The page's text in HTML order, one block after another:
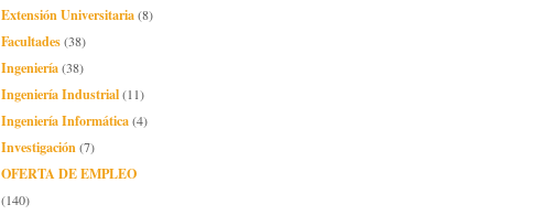
Extensión Universitaria(8)
Facultades(38)
Ingeniería(38)
Ingeniería Industrial(11)
Ingeniería Informática(4)
Investigación(7)
OFERTA DE EMPLEO
(140)